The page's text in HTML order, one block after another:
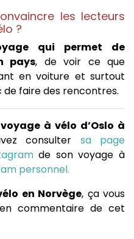
les lecteurs
?
qui permet de
pays, de voir ce que
en voiture et surtout
faire des rencontres.
voyage à vélo d’Oslo à
consulter sa page
de son voyage à
personnel.
en Norvège, ça vous
commentaire de cet